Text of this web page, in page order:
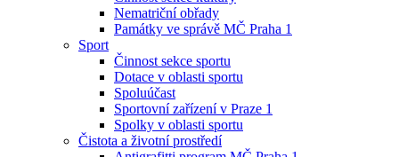
Nematriční obřady
Památky ve správě MČ Praha 1
Sport
Činnost sekce sportu
Dotace v oblasti sportu
Spoluúčast
Sportovní zařízení v Praze 1
Spolky v oblasti sportu
Čistota a životní prostředí